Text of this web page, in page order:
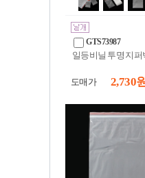
GTS73987
일등비닐 투명 지퍼
도매가 2,730